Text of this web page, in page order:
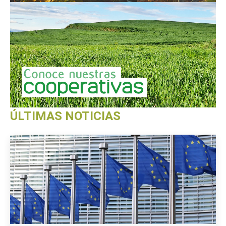
ÚLTIMAS NOTICIAS